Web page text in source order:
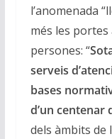
l’anomenada
més les portes
persones: “
serveis
bases
d’un centenar
dels àmbits de